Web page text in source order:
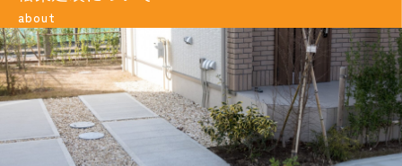
about